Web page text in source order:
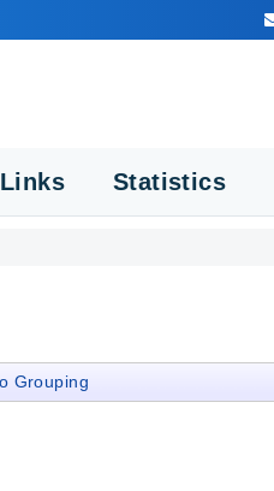
Statistics
Grouping